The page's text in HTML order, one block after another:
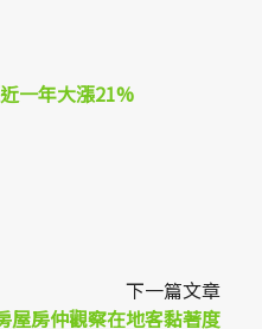
一年大漲21%
下一篇文章
屋房仲觀察在地客黏著度